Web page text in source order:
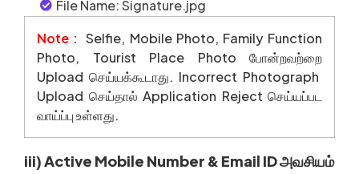
File Name: Signature.jpg
Note : Selfie, Mobile Photo, Family Function
Photo, Tourist Place Photo போன்றவற்றை
Upload செய்யக்கூடாது. Incorrect Photograph
Upload செய்தால் Application Reject செய்யப்பட
வாய்ப்புஉள்ளது.
iii) Active Mobile Number & Email ID அவசியம்